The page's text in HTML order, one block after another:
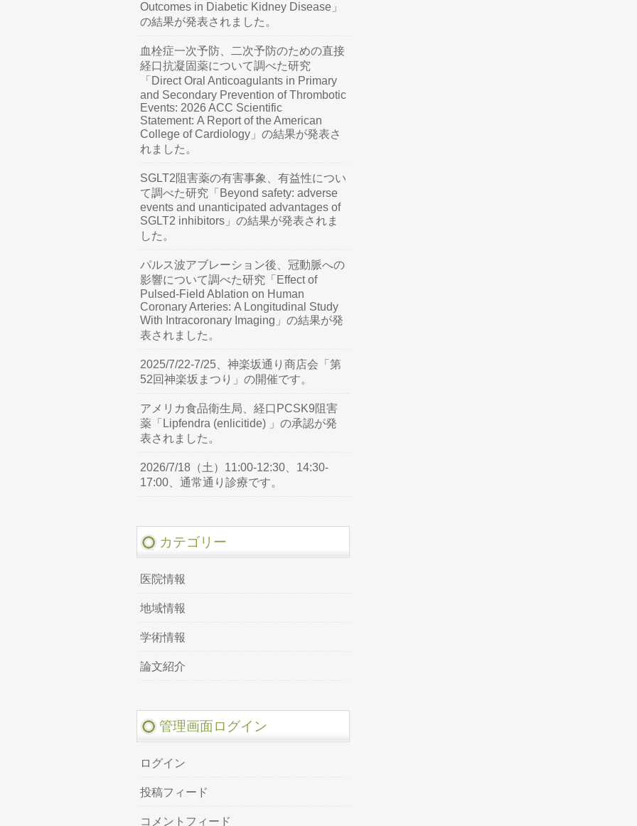
Outcomes in Diabetic Kidney Disease」
の結果が発表されました。
血栓症一次予防、二次予防のための直接
経口抗凝固薬について調べた研究
「Direct Oral Anticoagulants in Primary
and Secondary Prevention of Thrombotic
Events: 2026 ACC Scientific
Statement: A Report of the American
College of Cardiology」の結果が発表さ
れました。
SGLT2阻害薬の有害事象、有益性につい
て調べた研究「Beyond safety: adverse
events and unanticipated advantages of
SGLT2 inhibitors」の結果が発表されま
した。
パルス波アブレーション後、冠動脈への
影響について調べた研究「Effect of
Pulsed-Field Ablation on Human
Coronary Arteries: A Longitudinal Study
With Intracoronary Imaging」の結果が発
表されました。
2025/7/22-7/25、神楽坂通り商店会「第
52回神楽坂まつり」の開催です。
アメリカ食品衛生局、経口PCSK9阻害
薬「Lipfendra (enlicitide) 」の承認が発
表されました。
2026/7/18（土）11:00-12:30、14:30-
17:00、通常通り診療です。
カテゴリー
医院情報
地域情報
学術情報
論文紹介
管理画面ログイン
ログイン
投稿フィード
コメントフィード